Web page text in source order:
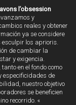
l’obsession
y
reales y obtener
ya se considere
esculpir los aprioris.
de cambiar la
y exigencia.
en el fondo como
especificidades de
nuestro objetivo
se beneficien
recorrido. «